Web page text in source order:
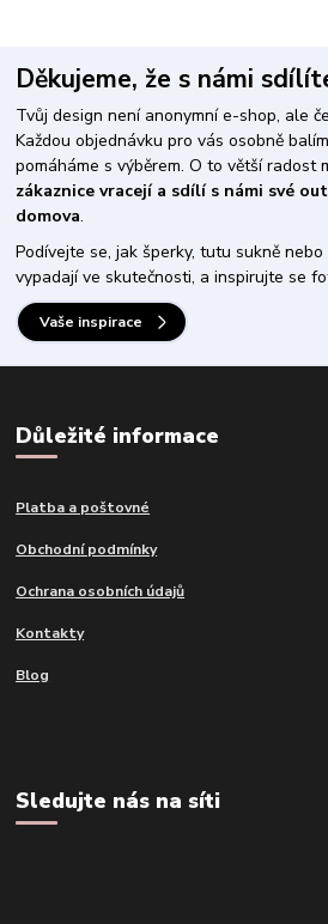
Děkujeme, že s námi
Tvůj design není anonymní e-shop, ale
Každou objednávku pro vás osobně
pomáháme s výběrem. O to větší radost
zákaznice vracejí a sdílí s námi své
domova.
Podívejte se, jak šperky, tutu sukně
vypadají ve skutečnosti, a inspirujte se
Vaše inspirace
Důležité informace
Platba a poštovné
Obchodní podmínky
Ochrana osobních údajů
Kontakty
Blog
Sledujte nás na síti